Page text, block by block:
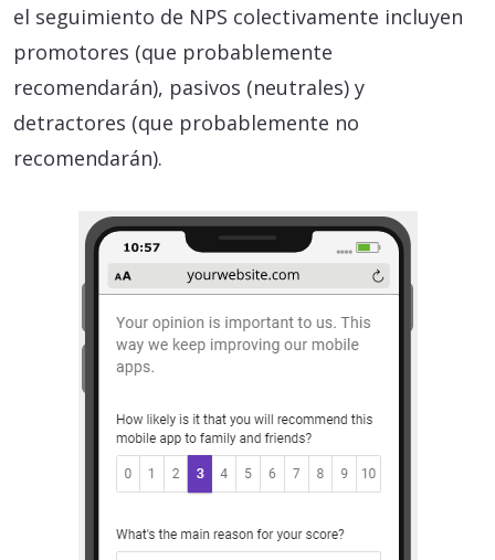
el seguimiento de NPS colectivamente incluyen
promotores (que probablemente
recomendarán), pasivos (neutrales) y
detractores (que probablemente no
recomendarán).